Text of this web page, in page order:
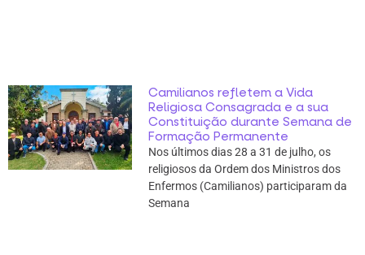
Camilianos refletem a Vida
Religiosa Consagrada e a sua
Constituição durante Semana de
Formação Permanente
Nos últimos dias 28 a 31 de julho, os
religiosos da Ordem dos Ministros dos
Enfermos (Camilianos) participaram da
Semana